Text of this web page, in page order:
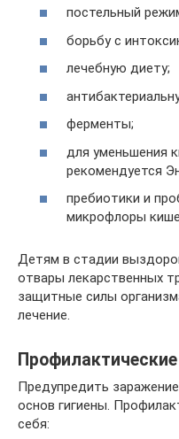
постельный
борьбу с
лечебную диету;
ферменты;
для уменьшения
рекомендуется
пребиотики и
микрофлоры
Детям в стадии
отвары лекарственных
защитные силы
лечение.
Предупредить
основ гигиены.
себя: